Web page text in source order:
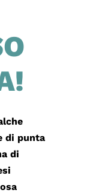
di punta
di